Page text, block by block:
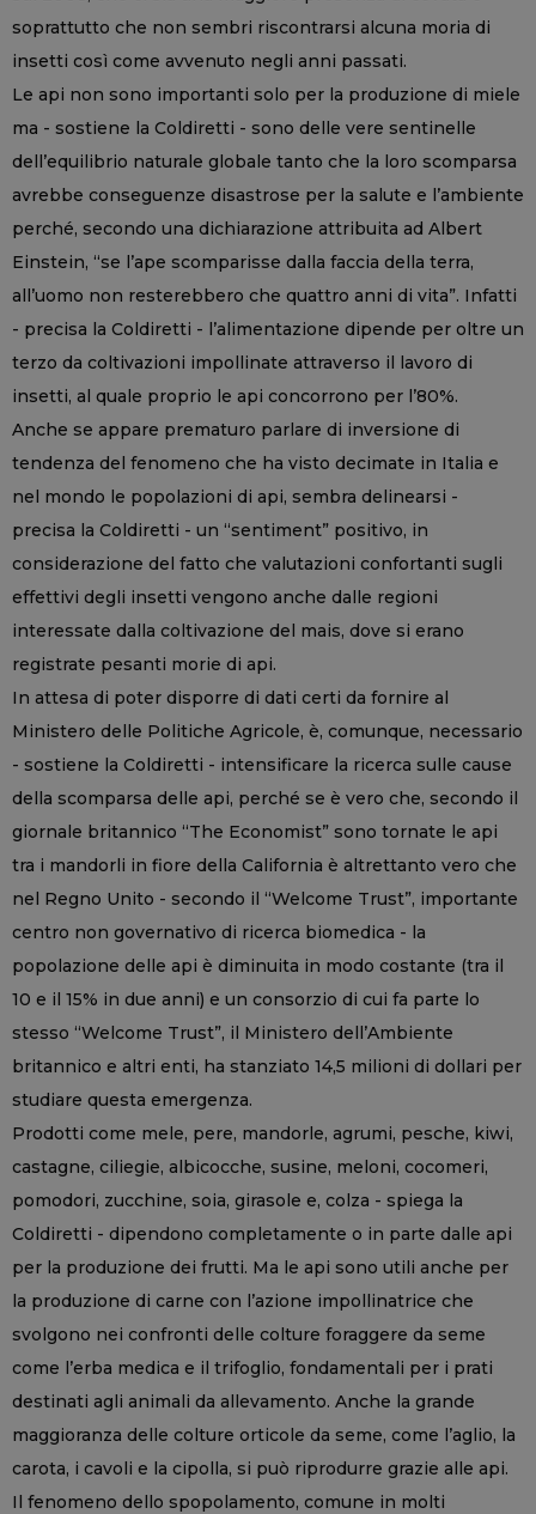
soprattutto che non sembri riscontrarsi alcuna moria di
insetti così come avvenuto negli anni passati.
Le api non sono importanti solo per la produzione di miele
ma - sostiene la Coldiretti - sono delle vere sentinelle
dell’equilibrio naturale globale tanto che la loro scomparsa
avrebbe conseguenze disastrose per la salute e l’ambiente
perché, secondo una dichiarazione attribuita ad Albert
Einstein, “se l’ape scomparisse dalla faccia della terra,
all’uomo non resterebbero che quattro anni di vita”. Infatti
- precisa la Coldiretti - l’alimentazione dipende per oltre un
terzo da coltivazioni impollinate attraverso il lavoro di
insetti, al quale proprio le api concorrono per l’80%.
Anche se appare prematuro parlare di inversione di
tendenza del fenomeno che ha visto decimate in Italia e
nel mondo le popolazioni di api, sembra delinearsi -
precisa la Coldiretti - un “sentiment” positivo, in
considerazione del fatto che valutazioni confortanti sugli
effettivi degli insetti vengono anche dalle regioni
interessate dalla coltivazione del mais, dove si erano
registrate pesanti morie di api.
In attesa di poter disporre di dati certi da fornire al
Ministero delle Politiche Agricole, è, comunque, necessario
- sostiene la Coldiretti - intensificare la ricerca sulle cause
della scomparsa delle api, perché se è vero che, secondo il
giornale britannico “The Economist” sono tornate le api
tra i mandorli in fiore della California è altrettanto vero che
nel Regno Unito - secondo il “Welcome Trust”, importante
centro non governativo di ricerca biomedica - la
popolazione delle api è diminuita in modo costante (tra il
10 e il 15% in due anni) e un consorzio di cui fa parte lo
stesso “Welcome Trust”, il Ministero dell’Ambiente
britannico e altri enti, ha stanziato 14,5 milioni di dollari per
studiare questa emergenza.
Prodotti come mele, pere, mandorle, agrumi, pesche, kiwi,
castagne, ciliegie, albicocche, susine, meloni, cocomeri,
pomodori, zucchine, soia, girasole e, colza - spiega la
Coldiretti - dipendono completamente o in parte dalle api
per la produzione dei frutti. Ma le api sono utili anche per
la produzione di carne con l’azione impollinatrice che
svolgono nei confronti delle colture foraggere da seme
come l’erba medica e il trifoglio, fondamentali per i prati
destinati agli animali da allevamento. Anche la grande
maggioranza delle colture orticole da seme, come l’aglio, la
carota, i cavoli e la cipolla, si può riprodurre grazie alle api.
Il fenomeno dello spopolamento, comune in molti